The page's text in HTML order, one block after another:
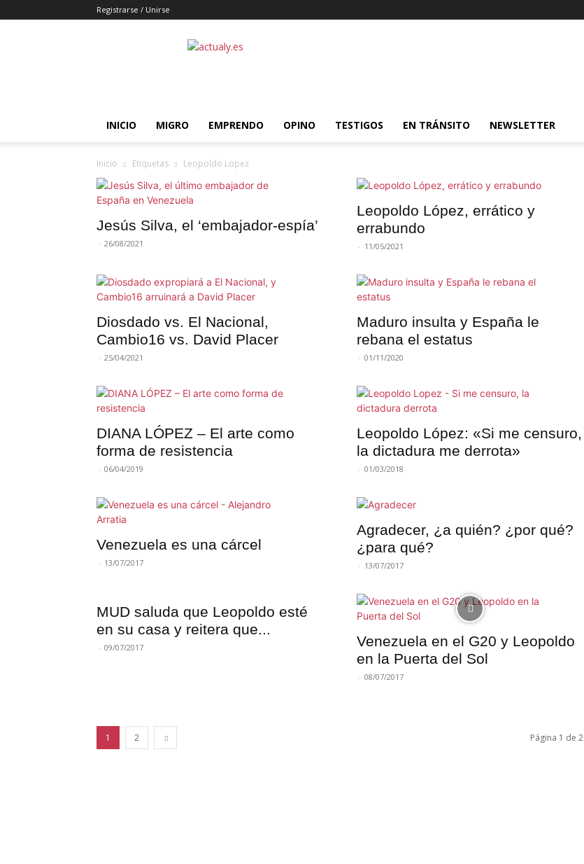
Registrarse / Unirse
Actualy.es
venezolanos
INICIO MIGRO EMPRENDO OPINO TESTIGOS EN TRÁNSITO NEWSLETTER
Inicio Etiquetas Leopoldo Lopez
Jesús Silva, el ‘embajador-espía’
- 26/08/2021
Leopoldo López, errático y
errabundo
- 11/05/2021
Diosdado vs. El Nacional,
Cambio16 vs. David Placer
- 25/04/2021
Maduro insulta y España le
rebana el estatus
- 01/11/2020
DIANA LÓPEZ – El arte como
forma de resistencia
- 06/04/2019
Leopoldo López: «Si me censuro,
la dictadura me derrota»
- 01/03/2018
Venezuela es una cárcel
- 13/07/2017
Agradecer, ¿a quién? ¿por qué?
¿para qué?
- 13/07/2017
MUD saluda que Leopoldo esté
en su casa y reitera que...
- 09/07/2017
Venezuela en el G20 y Leopoldo
en la Puerta del Sol
- 08/07/2017
1 2 Página 1 de 2